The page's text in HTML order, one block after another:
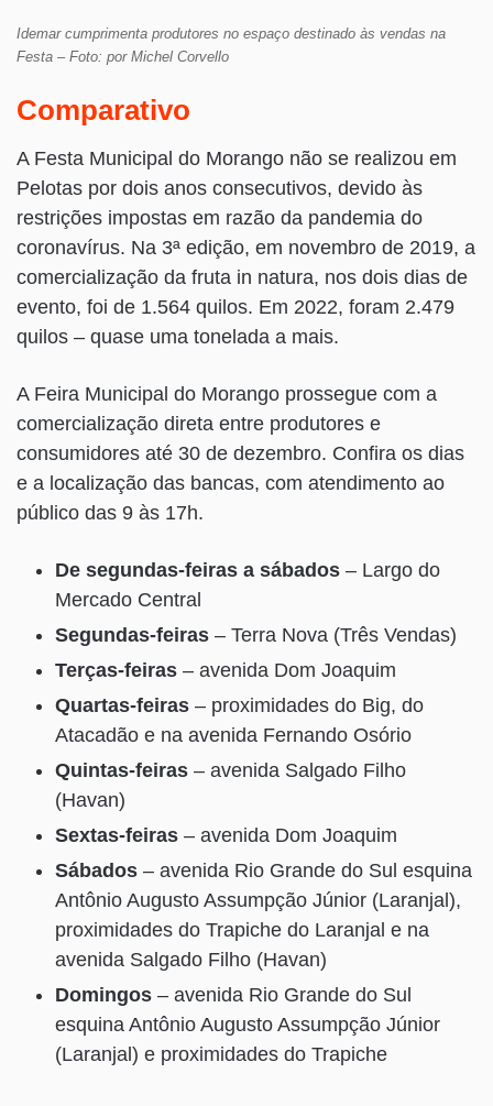
Idemar cumprimenta produtores no espaço destinado às vendas na
Festa – Foto: por Michel Corvello
Comparativo
A Festa Municipal do Morango não se realizou em
Pelotas por dois anos consecutivos, devido às
restrições impostas em razão da pandemia do
coronavírus. Na 3ª edição, em novembro de 2019, a
comercialização da fruta in natura, nos dois dias de
evento, foi de 1.564 quilos. Em 2022, foram 2.479
quilos – quase uma tonelada a mais.
A Feira Municipal do Morango prossegue com a
comercialização direta entre produtores e
consumidores até 30 de dezembro. Confira os dias
e a localização das bancas, com atendimento ao
público das 9 às 17h.
De segundas-feiras a sábados – Largo do
Mercado Central
Segundas-feiras – Terra Nova (Três Vendas)
Terças-feiras – avenida Dom Joaquim
Quartas-feiras – proximidades do Big, do
Atacadão e na avenida Fernando Osório
Quintas-feiras – avenida Salgado Filho
(Havan)
Sextas-feiras – avenida Dom Joaquim
Sábados – avenida Rio Grande do Sul esquina
Antônio Augusto Assumpção Júnior (Laranjal),
proximidades do Trapiche do Laranjal e na
avenida Salgado Filho (Havan)
Domingos – avenida Rio Grande do Sul
esquina Antônio Augusto Assumpção Júnior
(Laranjal) e proximidades do Trapiche